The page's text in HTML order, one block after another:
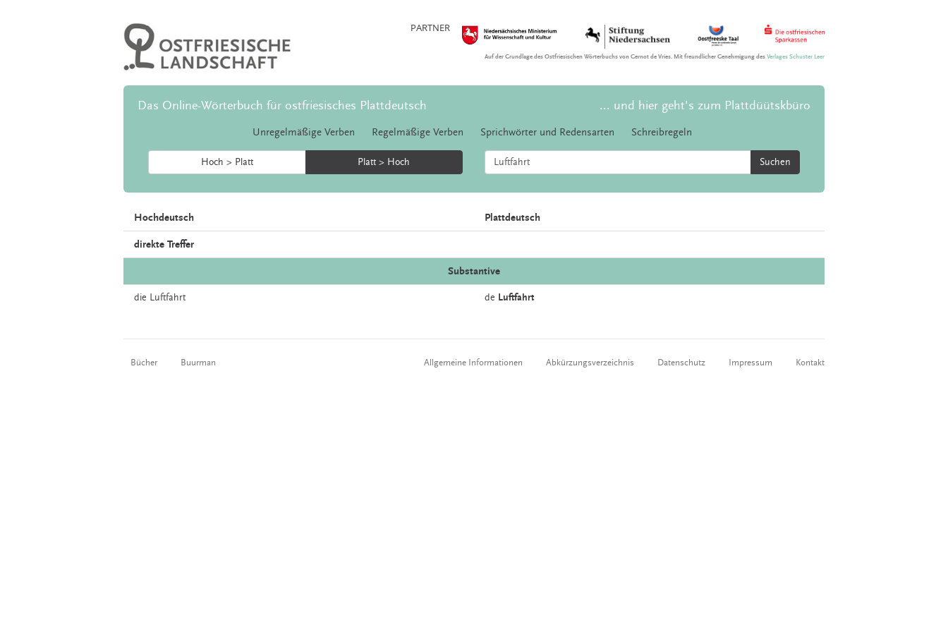
PARTNER
Auf der Grundlage des Ostfriesischen Wörterbuchs von Gernot de Vries. Mit freundlicher Genehmigung desVerlages Schuster Leer
Das Online-Wörterbuch für ostfriesisches Plattdeutsch ... und hier geht's zum Plattdüütskbüro
Unregelmäßige Verben Regelmäßige Verben Sprichwörter und Redensarten Schreibregeln
Hoch > Platt Platt > Hoch Suchen
Hochdeutsch Plattdeutsch
direkte Treffer
Substantive
die Luftfahrt de Luftfahrt
Bücher Buurman Allgemeine Informationen Abkürzungsverzeichnis Datenschutz Impressum Kontakt